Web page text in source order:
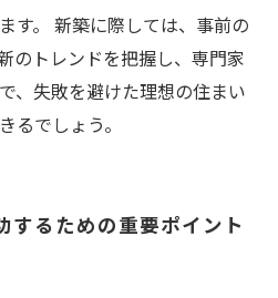
す。 新築に際しては、事前の
のトレンドを把握し、専門家
、失敗を避けた理想の住まい
るでしょう。
するための重要ポイント